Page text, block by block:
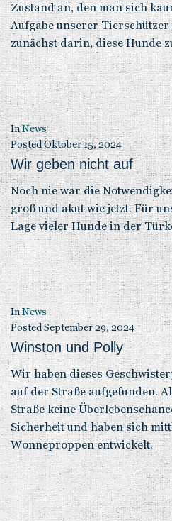
Zustand an, den man sich
Aufgabe unserer
zunächst darin, diese Hunde
InNews
PostedOktober 15, 2024
Wir geben nicht auf
Noch nie war die
groß und akut wie jetzt. Für
Lage vieler Hunde in der
InNews
Posted September 29, 2024
Winston und Polly
Wir haben dieses
auf der Straße aufgefunden.
Straße keine
Sicherheit und haben sich
Wonneproppen entwickelt.